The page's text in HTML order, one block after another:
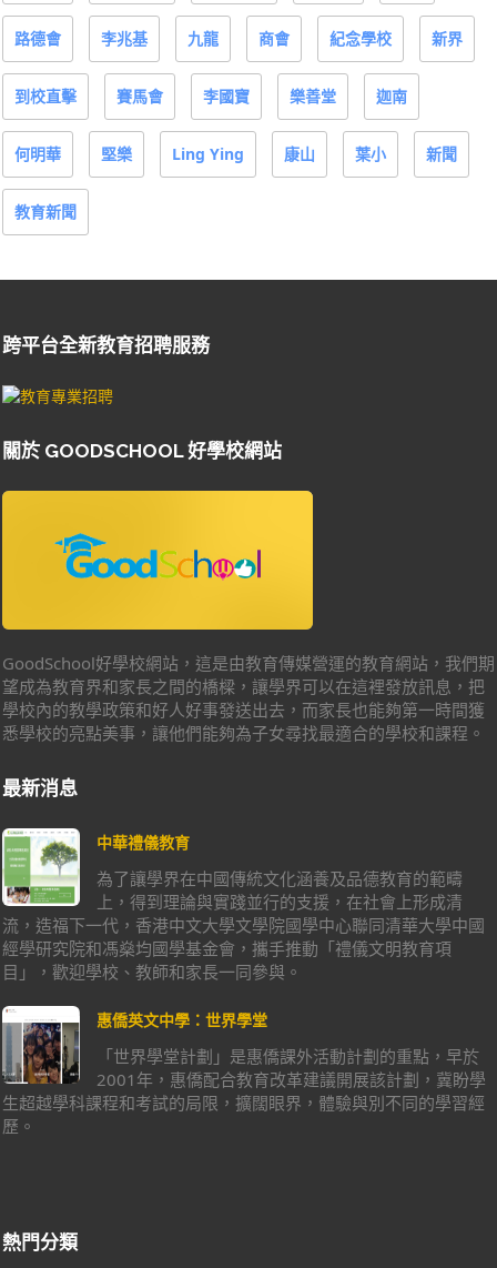
路德會 李兆基 九龍 商會 紀念學校 新界
到校直擊 賽馬會 李國寶 樂善堂 迦南
何明華 堅樂 Ling Ying 康山 葉小 新聞
教育新聞
跨平台全新教育招聘服務
關於 GOODSCHOOL 好學校網站
GoodSchool好學校網站，這是由教育傳媒營運的教育網站，我們期
望成為教育界和家長之間的橋樑，讓學界可以在這裡發放訊息，把
學校內的教學政策和好人好事發送出去，而家長也能夠第一時間獲
悉學校的亮點美事，讓他們能夠為子女尋找最適合的學校和課程。
最新消息
中華禮儀教育
為了讓學界在中國傳統文化涵養及品德教育的範疇
上，得到理論與實踐並行的支援，在社會上形成清
流，造福下一代，香港中文大學文學院國學中心聯同清華大學中國
經學研究院和馮燊均國學基金會，攜手推動「禮儀文明教育項
目」，歡迎學校、教師和家長一同參與。
惠僑英文中學：世界學堂
「世界學堂計劃」是惠僑課外活動計劃的重點，早於
2001年，惠僑配合教育改革建議開展該計劃，冀盼學
生超越學科課程和考試的局限，擴闊眼界，體驗與別不同的學習經
歷。
熱門分類